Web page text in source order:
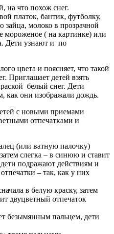
на что похож снег.
платок, бантик, футболку,
зайца, молоко в прозрачной
мороженое ( на картинке) или
Дети узнают и по
цвета и поясняет, что такой
Приглашает детей взять
белый снег. Дети
как они изображали дождь.
с новыми приемами
отпечатками и
(или ватную палочку)
слегка – в синюю и ставит
подражают действиям и
– так, как у них
в белую краску, затем
двуцветный отпечаток
безымянным пальцем, дети